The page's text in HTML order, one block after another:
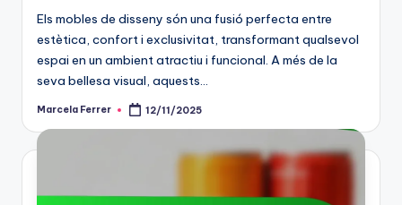
Els mobles de disseny són una fusió perfecta entre
estètica, confort i exclusivitat, transformant qualsevol
espai en un ambient atractiu i funcional. A més de la
seva bellesa visual, aquests…
Posted
Marcela Ferrer 12/11/2025